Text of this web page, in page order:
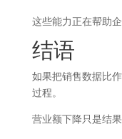
这些能力正在帮助企
结语
如果把销售数据比
过程。
营业额下降只是结果